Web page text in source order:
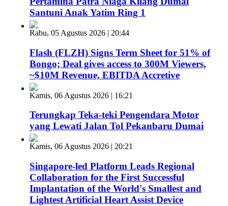
Santuni Anak Yatim Ring 1
Rabu, 05 Agustus 2026 | 20:44
Flash (FLZH) Signs Term Sheet for 51% of
Bongo; Deal gives access to 300M Viewers,
~$10M Revenue, EBITDA Accretive
Kamis, 06 Agustus 2026 | 16:21
Terungkap Teka-teki Pengendara Motor
yang Lewati Jalan Tol Pekanbaru Dumai
Kamis, 06 Agustus 2026 | 20:21
Singapore-led Platform Leads Regional
Collaboration for the First Successful
Implantation of the World's Smallest and
Lightest Artificial Heart Assist Device